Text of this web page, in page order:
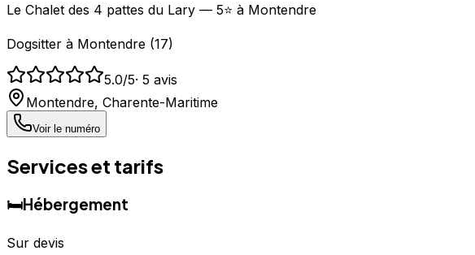
Le Chalet des 4 pattes du Lary — 5⭐ à Montendre
Dogsitter à Montendre (17)
5.0/5· 5 avis
Montendre, Charente-Maritime
Voir le numéro
Services et tarifs
🛏️Hébergement
Sur devis